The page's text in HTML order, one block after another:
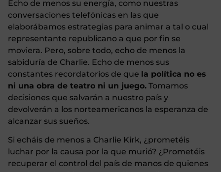
Echo de menos su energía, como nuestras
conversaciones telefónicas en las que
elaborábamos estrategias para animar a tal o cual
representante republicano a que por fin se
moviera. Pero, sobre todo, echo de menos la
sabiduría de Charlie. Echo de menos sus
constantes recordatorios de que la política no es
ni una obra de teatro ni un juego. Tomamos
decisiones que salvarán a nuestro país y
devolverán a los norteamericanos la esperanza de
alcanzar sus sueños.
Si echáis de menos a Charlie Kirk, ¿prometéis
luchar por la causa por la que murió? ¿Prometéis
recuperar el control del país de manos de quienes